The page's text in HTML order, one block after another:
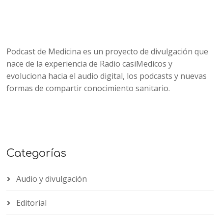
Podcast de Medicina es un proyecto de divulgación que
nace de la experiencia de Radio casiMedicos y
evoluciona hacia el audio digital, los podcasts y nuevas
formas de compartir conocimiento sanitario.
Categorías
Audio y divulgación
Editorial